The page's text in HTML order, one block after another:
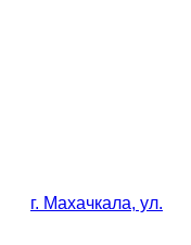
г. Махачкала, ул.